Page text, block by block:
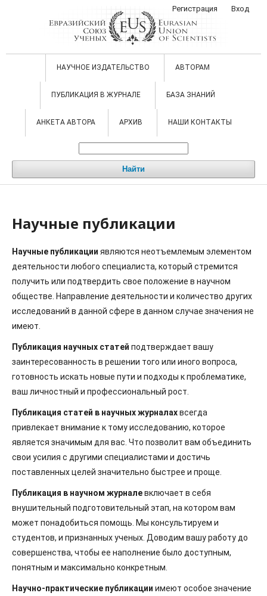
НАУЧНОЕ ИЗДАТЕЛЬСТВО АВТОРАМ
ПУБЛИКАЦИЯ В ЖУРНАЛЕ БАЗА ЗНАНИЙ
АНКЕТА АВТОРА АРХИВ НАШИ КОНТАКТЫ
Найти
Регистрация Вход
Научные публикации
Научные публикации являются неотъемлемым элементом
деятельности любого специалиста, который стремится
получить или подтвердить свое положение в научном
обществе. Направление деятельности и количество других
исследований в данной сфере в данном случае значения не
имеют.
Публикация научных статей подтверждает вашу
заинтересованность в решении того или иного вопроса,
готовность искать новые пути и подходы к проблематике,
ваш личностный и профессиональный рост.
Публикация статей в научных журналахвсегда
привлекает внимание к тому исследованию, которое
является значимым для вас. Что позволит вам объединить
свои усилия с другими специалистами и достичь
поставленных целей значительно быстрее и проще.
Публикация в научном журналевключает в себя
внушительный подготовительный этап, на котором вам
может понадобиться помощь. Мы консультируем и
студентов, и признанных ученых. Доводим вашу работу до
совершенства, чтобы ее наполнение было доступным,
понятным и максимально конкретным.
Научно-практические публикации имеют особое значение